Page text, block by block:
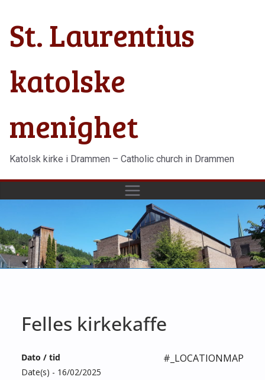
innholdet
St. Laurentius
katolske
menighet
Katolsk kirke i Drammen – Catholic church in Drammen
Felles kirkekaffe
#_LOCATIONMAP
Dato / tid
Date(s) - 16/02/2025